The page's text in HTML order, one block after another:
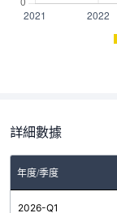
詳細數據
年度/季度
2026-Q1